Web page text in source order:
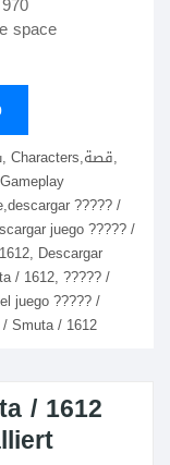
space
juego ????? /
Descargar
/ 1612, ????? /
juego ????? /
Smuta / 1612
/ 1612